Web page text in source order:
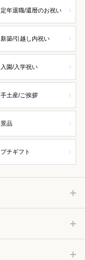
定年退職/還暦のお祝い
新築/引越し内祝い
入園/入学祝い
手土産/ご挨拶
景品
プチギフト